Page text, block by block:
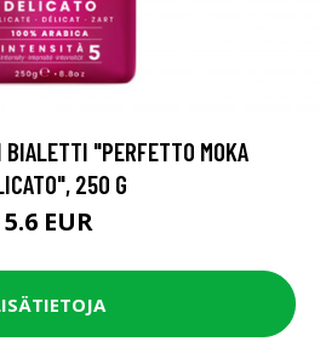
"PERFETTO MOKA
250 G
5.6 EUR